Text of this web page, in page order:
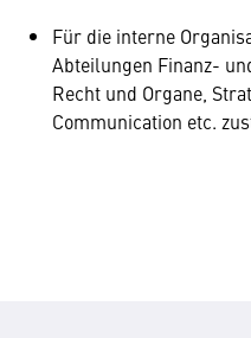
Für die interne
Abteilungen Finanz-
Recht und Organe,
Communication etc.